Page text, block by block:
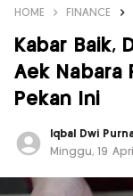
HOME FINANCE
Kabar Baik,
Aek Nabara
Pekan Ini
Iqbal Dwi
Minggu, 19